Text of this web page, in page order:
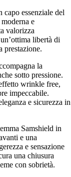
essenziale del
e
valorizza
libertà di
prestazione.
la
sotto pressione.
wrinkle free,
impeccabile.
e sicurezza in
Samshield in
e una
e sensazione
una chiusura
con sobrietà.